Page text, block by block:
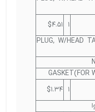
1
$4.51
PLUG, W/HEAD
GASKET(FOR
1
$1.34